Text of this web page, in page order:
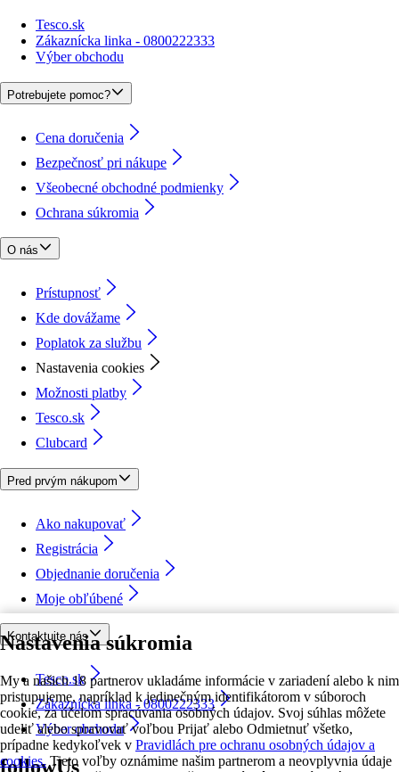
Nastavenia súkromia
My a našich 18 partnerov ukladáme informácie v zariadení alebo k nim
pristupujeme, napríklad k jedinečným identifikátorom v súboroch
cookie, za účelom spracúvania osobných údajov. Svoj súhlas môžete
udeliť alebo spravovať voľbou Prijať alebo Odmietnuť všetko,
prípadne kedykoľvek v Pravidlách pre ochranu osobných údajov a
cookies. Tieto voľby oznámime našim partnerom a neovplyvnia údaje
Tesco.sk
Zákaznícka linka - 0800222333
Výber obchodu
Potrebujete pomoc?
Cena doručenia
Bezpečnosť pri nákupe
Všeobecné obchodné podmienky
Ochrana súkromia
O nás
Prístupnosť
Kde dovážame
Poplatok za službu
Nastavenia cookies
Možnosti platby
Tesco.sk
Clubcard
Pred prvým nákupom
Ako nakupovať
Registrácia
Objednanie doručenia
Moje obľúbené
Kontaktujte nás
Tesco.sk
Zákaznícka linka - 0800222333
Výber obchodu
followUs